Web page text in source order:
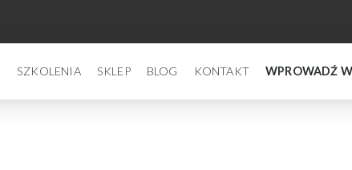
SZKOLENIA SKLEP BLOG KONTAKT WPROWADŹ